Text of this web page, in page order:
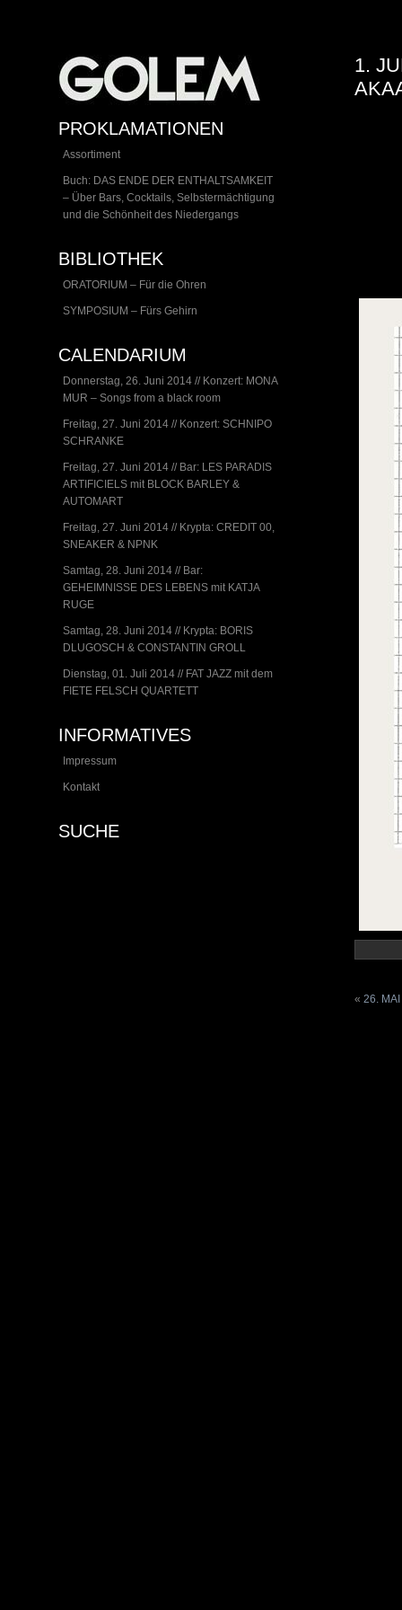
PROKLAMATIONEN
Assortiment
Buch: DAS ENDE DER ENTHALTSAMKEIT
– Über Bars, Cocktails, Selbstermächtigung
und die Schönheit des Niedergangs
BIBLIOTHEK
ORATORIUM – Für die Ohren
SYMPOSIUM – Fürs Gehirn
CALENDARIUM
Donnerstag, 26. Juni 2014 // Konzert: MONA
MUR – Songs from a black room
Freitag, 27. Juni 2014 // Konzert: SCHNIPO
SCHRANKE
Freitag, 27. Juni 2014 // Bar: LES PARADIS
ARTIFICIELS mit BLOCK BARLEY &
AUTOMART
Freitag, 27. Juni 2014 // Krypta: CREDIT 00,
SNEAKER & NPNK
Samtag, 28. Juni 2014 // Bar:
GEHEIMNISSE DES LEBENS mit KATJA
RUGE
Samtag, 28. Juni 2014 // Krypta: BORIS
DLUGOSCH & CONSTANTIN GROLL
Dienstag, 01. Juli 2014 // FAT JAZZ mit dem
FIETE FELSCH QUARTETT
INFORMATIVES
Impressum
Kontakt
SUCHE
1.
« 26.